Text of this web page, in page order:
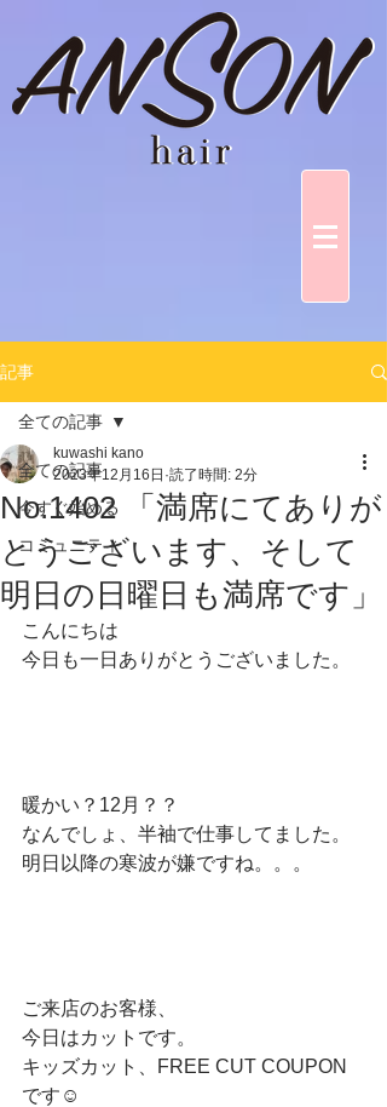
記事
全ての記事
今すぐ始める
コミュニティ
全ての記事
No.1402 「満席にてありが
とうございます、そして
明日の日曜日も満席です」
kuwashi kano
2023年12月16日 読了時間: 2分
こんにちは
今日も一日ありがとうございました。
暖かい？12月？？
なんでしょ、半袖で仕事してました。
明日以降の寒波が嫌ですね。。。
ご来店のお客様、
今日はカットです。
キッズカット、FREE CUT COUPON
です☺